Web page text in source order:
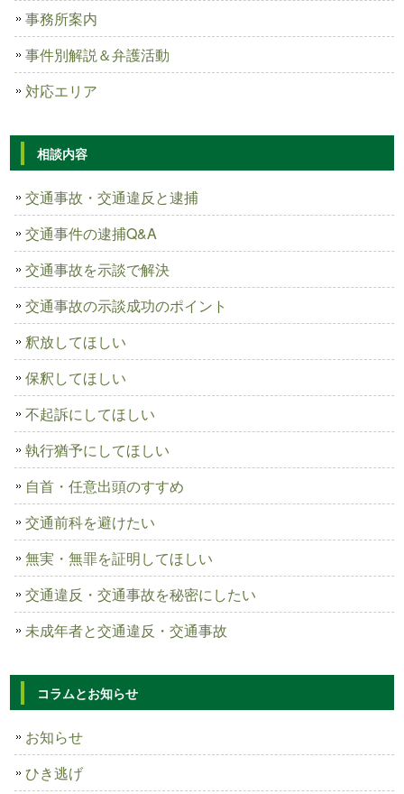
事務所案内
事件別解説＆弁護活動
対応エリア
相談内容
交通事故・交通違反と逮捕
交通事件の逮捕Q&A
交通事故を示談で解決
交通事故の示談成功のポイント
釈放してほしい
保釈してほしい
不起訴にしてほしい
執行猶予にしてほしい
自首・任意出頭のすすめ
交通前科を避けたい
無実・無罪を証明してほしい
交通違反・交通事故を秘密にしたい
未成年者と交通違反・交通事故
コラムとお知らせ
お知らせ
ひき逃げ